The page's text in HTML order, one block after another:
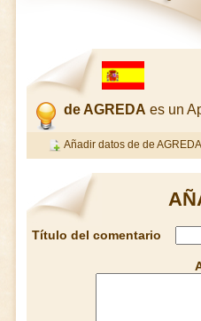
de AGREDA es un
Añadir datos de de AGREDA
Título del comentario